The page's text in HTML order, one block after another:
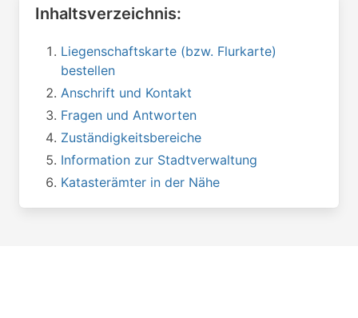
Inhaltsverzeichnis:
Liegenschaftskarte (bzw. Flurkarte)
bestellen
Anschrift und Kontakt
Fragen und Antworten
Zuständigkeitsbereiche
Information zur Stadtverwaltung
Katasterämter in der Nähe